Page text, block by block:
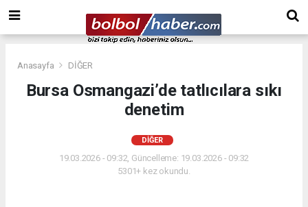
Anasayfa DİĞER
Bursa Osmangazi’de tatlıcılara sıkı
denetim
DİĞER
19.03.2026 - 09:32, Güncelleme: 19.03.2026 - 09:32
5301+ kez okundu.